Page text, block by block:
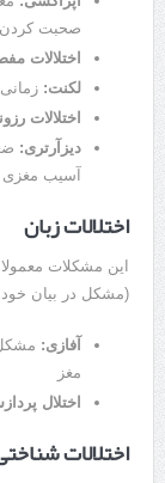
صحبت کردن
اختلالات
لکنت:
اختلالات
دیزآرتری:
آسیب مغزی
اختلالات زبان
این مشکلات
(مشکل در بیان خود
آفازی:
مغز
اختلال
اختلالات